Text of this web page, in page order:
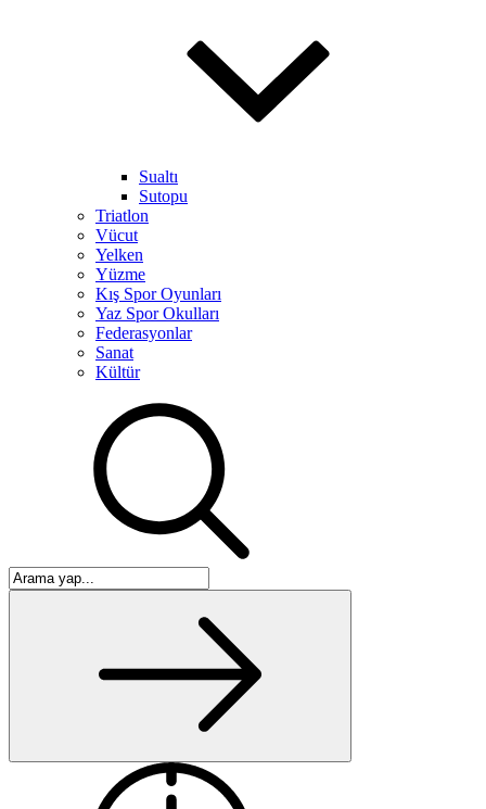
Sualtı
Sutopu
Triatlon
Vücut
Yelken
Yüzme
Kış Spor Oyunları
Yaz Spor Okulları
Federasyonlar
Sanat
Kültür